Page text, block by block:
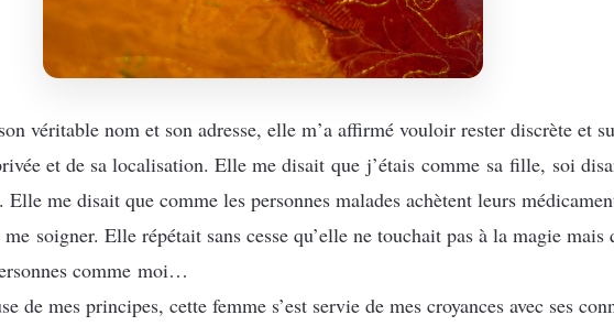
véritable nom et son adresse, elle m’a affirmé vouloir rester discrète et
et de sa localisation. Elle me disait que j’étais comme sa fille, soi
me disait que comme les personnes malades achètent leurs
soigner. Elle répétait sans cesse qu’elle ne touchait pas à la magie
comme moi…
de mes principes, cette femme s’est servie de mes croyances avec ses